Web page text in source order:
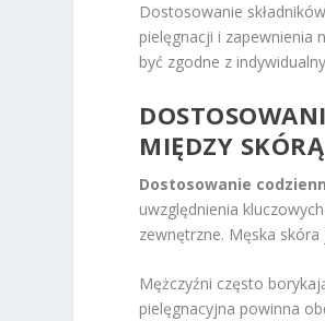
Dostosowanie
pielęgnacji i zapewnienia
być zgodne z
MIĘDZY
Dostosowanie
uwzględnienia
zewnętrzne. Męska
Mężczyźni często
pielęgnacyjna powinna